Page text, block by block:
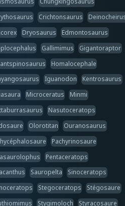
Crichtonsaurus
Dryosaurus
Edmontosaurus
Gallimimus
Gigantoraptor
Homalocephale
Iguanodon
Kentrosaurus
Microceratus
Minmi
Nasutoceratops
Olorotitan
Ouranosaurus
Pachyrinosaure
Pentaceratops
Sauropelta
Sinoceratops
Stegoceratops
Stégosaure
Stygimoloch Styracosaure